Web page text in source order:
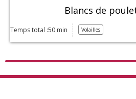
Blancs de
Temps total :50 min Volailles